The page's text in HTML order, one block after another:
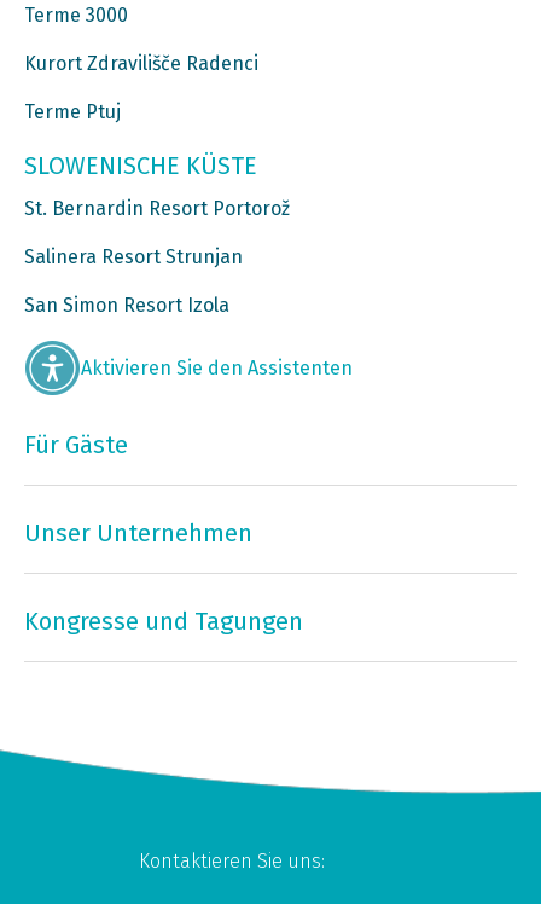
Terme 3000
Kurort Zdravilišče Radenci
Terme Ptuj
SLOWENISCHE KÜSTE
St. Bernardin Resort Portorož
Salinera Resort Strunjan
San Simon Resort Izola
Aktivieren Sie den Assistenten
Für Gäste
Unser Unternehmen
Kongresse und Tagungen
Kontaktieren Sie uns: